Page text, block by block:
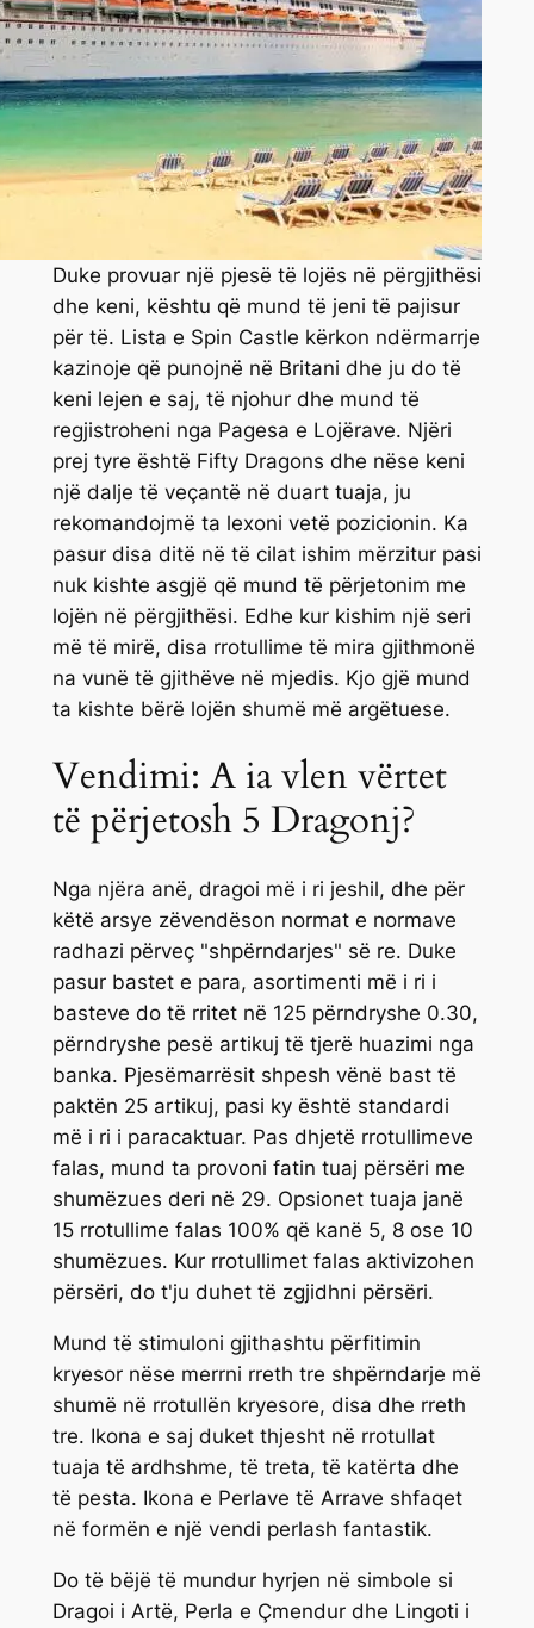
Duke provuar një pjesë të lojës në përgjithësi
dhe keni, kështu që mund të jeni të pajisur
për të. Lista e Spin Castle kërkon ndërmarrje
kazinoje që punojnë në Britani dhe ju do të
keni lejen e saj, të njohur dhe mund të
regjistroheni nga Pagesa e Lojërave. Njëri
prej tyre është Fifty Dragons dhe nëse keni
një dalje të veçantë në duart tuaja, ju
rekomandojmë ta lexoni vetë pozicionin. Ka
pasur disa ditë në të cilat ishim mërzitur pasi
nuk kishte asgjë që mund të përjetonim me
lojën në përgjithësi. Edhe kur kishim një seri
më të mirë, disa rrotullime të mira gjithmonë
na vunë të gjithëve në mjedis. Kjo gjë mund
ta kishte bërë lojën shumë më argëtuese.
Vendimi: A ia vlen vërtet
të përjetosh 5 Dragonj?
Nga njëra anë, dragoi më i ri jeshil, dhe për
këtë arsye zëvendëson normat e normave
radhazi përveç "shpërndarjes" së re. Duke
pasur bastet e para, asortimenti më i ri i
basteve do të rritet në 125 përndryshe 0.30,
përndryshe pesë artikuj të tjerë huazimi nga
banka. Pjesëmarrësit shpesh vënë bast të
paktën 25 artikuj, pasi ky është standardi
më i ri i paracaktuar. Pas dhjetë rrotullimeve
falas, mund ta provoni fatin tuaj përsëri me
shumëzues deri në 29. Opsionet tuaja janë
15 rrotullime falas 100% që kanë 5, 8 ose 10
shumëzues. Kur rrotullimet falas aktivizohen
përsëri, do t'ju duhet të zgjidhni përsëri.
Mund të stimuloni gjithashtu përfitimin
kryesor nëse merrni rreth tre shpërndarje më
shumë në rrotullën kryesore, disa dhe rreth
tre. Ikona e saj duket thjesht në rrotullat
tuaja të ardhshme, të treta, të katërta dhe
të pesta. Ikona e Perlave të Arrave shfaqet
në formën e një vendi perlash fantastik.
Do të bëjë të mundur hyrjen në simbole si
Dragoi i Artë, Perla e Çmendur dhe Lingoti i